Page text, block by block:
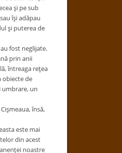
şi pe sub
îşi adăpau
şi puterea de
fost neglijate.
prin anii
întreaga reţea
obiecte de
umbrare, un
însă,
este mai
din acest
noastre